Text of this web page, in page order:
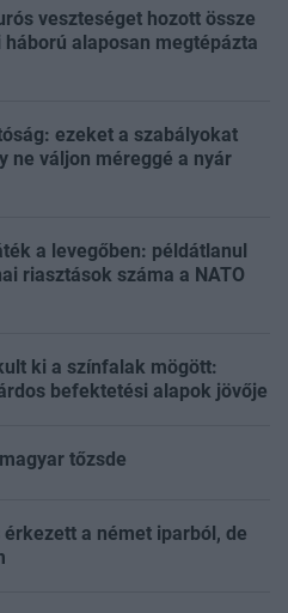
veszteséget hozott össze
háború alaposan megtépázta
ezeket a szabályokat
ne váljon méreggé a nyár
a levegőben: példátlanul
riasztások száma a NATO
ki a színfalak mögött:
befektetési alapok jövője
tőzsde
a német iparból, de